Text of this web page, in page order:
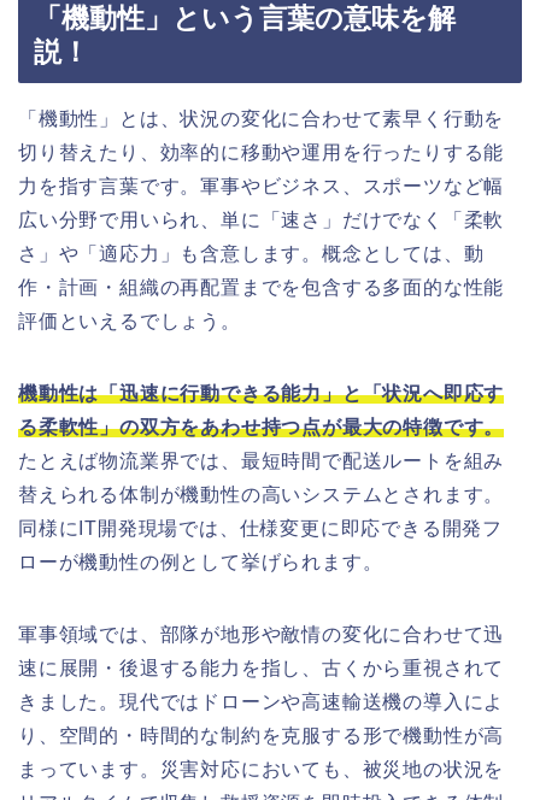
「機動性」という言葉の意味を解
説！
「機動性」とは、状況の変化に合わせて素早く行動を
切り替えたり、効率的に移動や運用を行ったりする能
力を指す言葉です。軍事やビジネス、スポーツなど幅
広い分野で用いられ、単に「速さ」だけでなく「柔軟
さ」や「適応力」も含意します。概念としては、動
作・計画・組織の再配置までを包含する多面的な性能
評価といえるでしょう。
機動性は「迅速に行動できる能力」と「状況へ即応す
る柔軟性」の双方をあわせ持つ点が最大の特徴です。
たとえば物流業界では、最短時間で配送ルートを組み
替えられる体制が機動性の高いシステムとされます。
同様にIT開発現場では、仕様変更に即応できる開発フ
ローが機動性の例として挙げられます。
軍事領域では、部隊が地形や敵情の変化に合わせて迅
速に展開・後退する能力を指し、古くから重視されて
きました。現代ではドローンや高速輸送機の導入によ
り、空間的・時間的な制約を克服する形で機動性が高
まっています。災害対応においても、被災地の状況を